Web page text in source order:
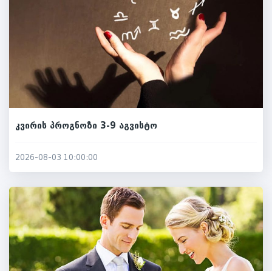
კვირის პროგნოზი 3-9 აგვისტო
2026-08-03 10:00:00